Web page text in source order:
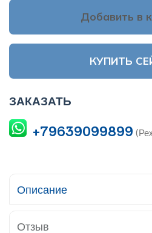
Добавить в
КУПИТЬ
ЗАКАЗАТЬ
+79639099899
Описание
Отзыв